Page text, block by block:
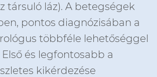
társuló láz). A betegségek
pontos diagnózisában a
többféle lehetőséggel
és legfontosabb a
kikérdezése